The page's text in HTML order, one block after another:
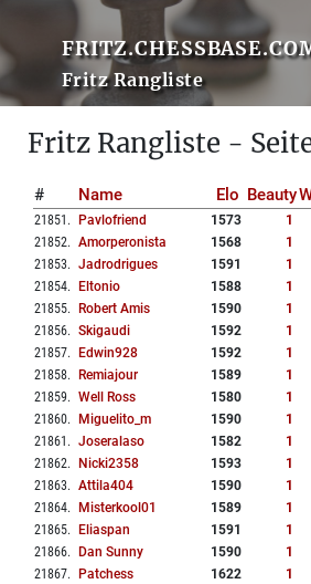
Fritz Rangliste
Fritz Rangliste -
# Name Elo Beauty
21851 . Pavlofriend 1573 1
21852. Amorperonista 1568 1
21853. Jadrodrigues 1591 1
21854. Eltonio 1588 1
21855. Robert Amis 1590 1
21856. Skigaudi 1592 1
21857. Edwin928 1592 1
21858. Remiajour 1589 1
21859. Well Ross 1580 1
21860. Miguelito_m 1590 1
21861 . Joseralaso 1582 1
21862. Nicki2358 1593 1
21863. Attila404 1590 1
21864. Misterkool01 1589 1
21865. Eliaspan 1591 1
21866. Dan Sunny 1590 1
21867. Patchess 1622 1